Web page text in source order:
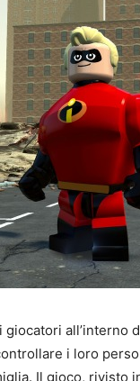
giocatori all’interno
i loro
Il gioco, rivisto